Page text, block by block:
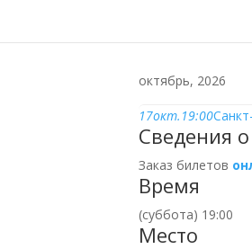
октябрь, 2026
17окт. 19:00
Сведения
Заказ билетов
Время
(суббота) 19:00
Место